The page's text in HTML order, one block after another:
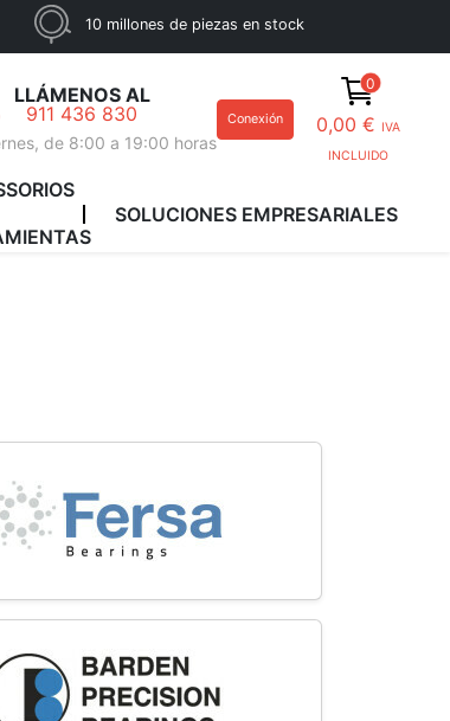
10 millones de piezas en stock
LLÁMENOS AL
911 436 830
de 8:00 a 19:00 horas
Conexión
0
0,00 € IVA
INCLUIDO
SOLUCIONES EMPRESARIALES